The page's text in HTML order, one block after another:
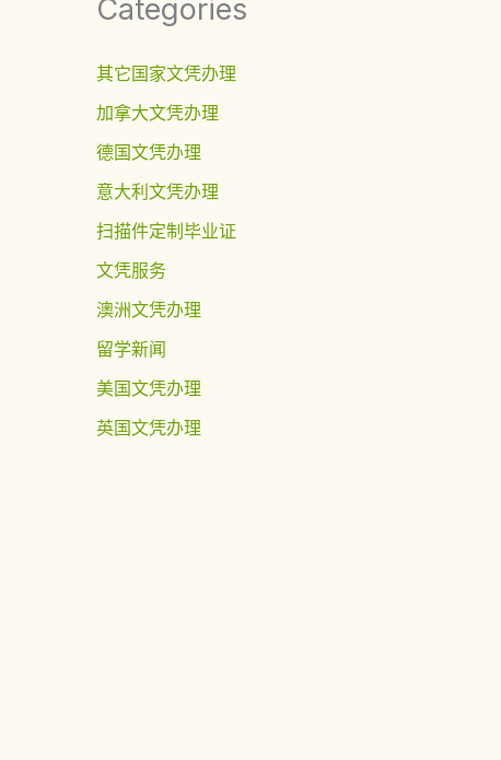
Categories
其它国家文凭办理
加拿大文凭办理
德国文凭办理
意大利文凭办理
扫描件定制毕业证
文凭服务
澳洲文凭办理
留学新闻
美国文凭办理
英国文凭办理